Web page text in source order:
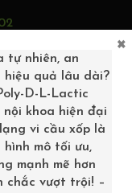
0
tự nhiên, an
hiệu quả lâu dài?
D-L-Lactic
khoa hiện đại
vi cầu xốp là
mô tối ưu,
mạnh mẽ hơn
chắc vượt trội! –
×